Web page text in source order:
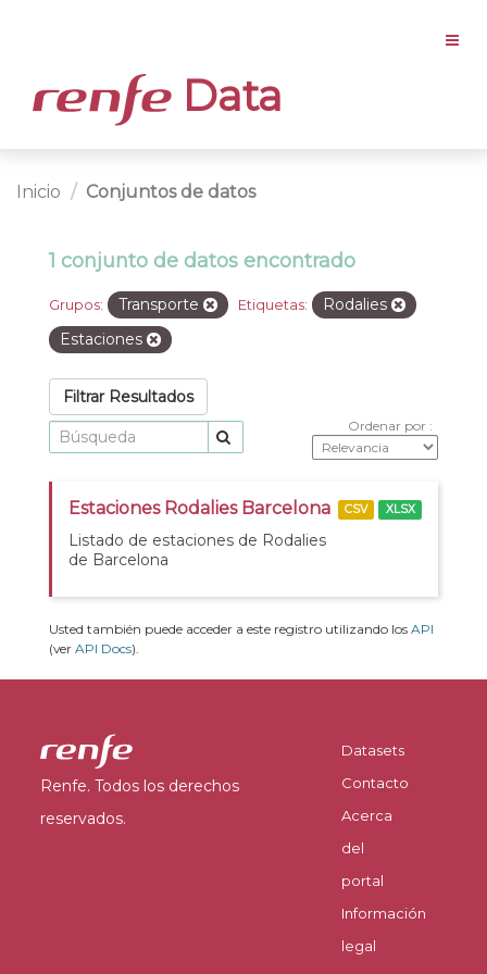
Data
Inicio Conjuntos de datos
1 conjunto de datos encontrado
Grupos: Transporte Etiquetas:
Rodalies
Estaciones
Filtrar Resultados
Ordenar por
Estaciones Rodalies Barcelona
Listado de estaciones de Rodalies
de Barcelona
CSV XLSX
Usted también puede acceder a este registro utilizando los API
(ver API Docs).
Renfe. Todos los derechos
reservados.
Datasets
Contacto
Acerca
del
portal
Información
legal